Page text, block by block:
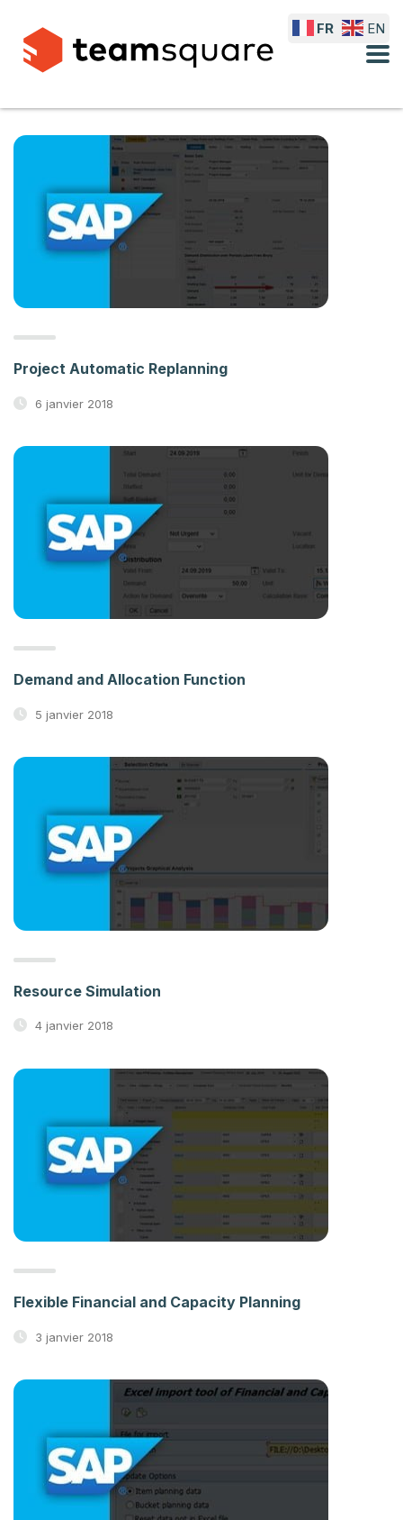
Project Automatic Replanning
6 janvier 2018
Demand and Allocation Function
5 janvier 2018
Resource Simulation
4 janvier 2018
Flexible Financial and Capacity Planning
3 janvier 2018
FR EN